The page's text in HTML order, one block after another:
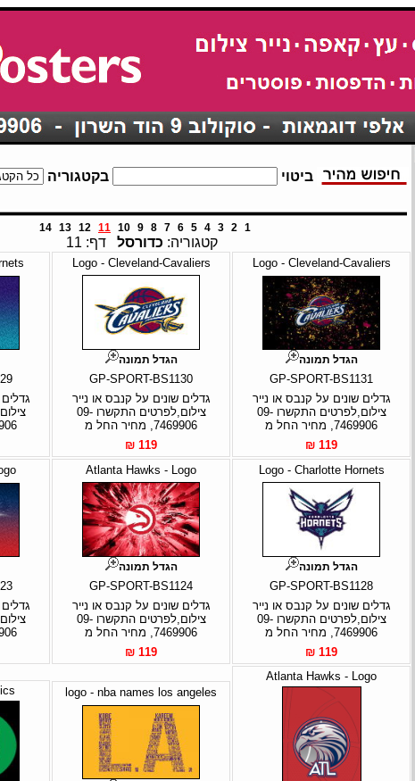
ביטוי בקטגוריה
1
2
3
4
5
6
7
8
9
10
11
12
13
14
קטגוריה: כדורסל דף: 11
Logo - Cleveland-Cavaliers
הגדל תמונה
GP-SPORT-BS1131
גדלים שונים על קנבס או נייר
צילום,לפרטים התקשרו 09-
7469906, מחיר החל מ
119 ₪
Logo - Cleveland-Cavaliers
הגדל תמונה
GP-SPORT-BS1130
גדלים שונים על קנבס או נייר
צילום,לפרטים התקשרו 09-
7469906, מחיר החל מ
119 ₪
Logo - Charlotte Hornets
הגדל תמונה
GP-SPORT-BS1128
גדלים שונים על קנבס או נייר
צילום,לפרטים התקשרו 09-
7469906, מחיר החל מ
119 ₪
Atlanta Hawks - Logo
הגדל תמונה
GP-SPORT-BS1124
גדלים שונים על קנבס או נייר
צילום,לפרטים התקשרו 09-
7469906, מחיר החל מ
119 ₪
Atlanta Hawks - Logo
logo - nba names los angeles